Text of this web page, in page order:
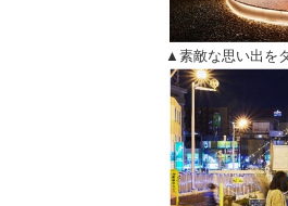
▲素敵な思い出を